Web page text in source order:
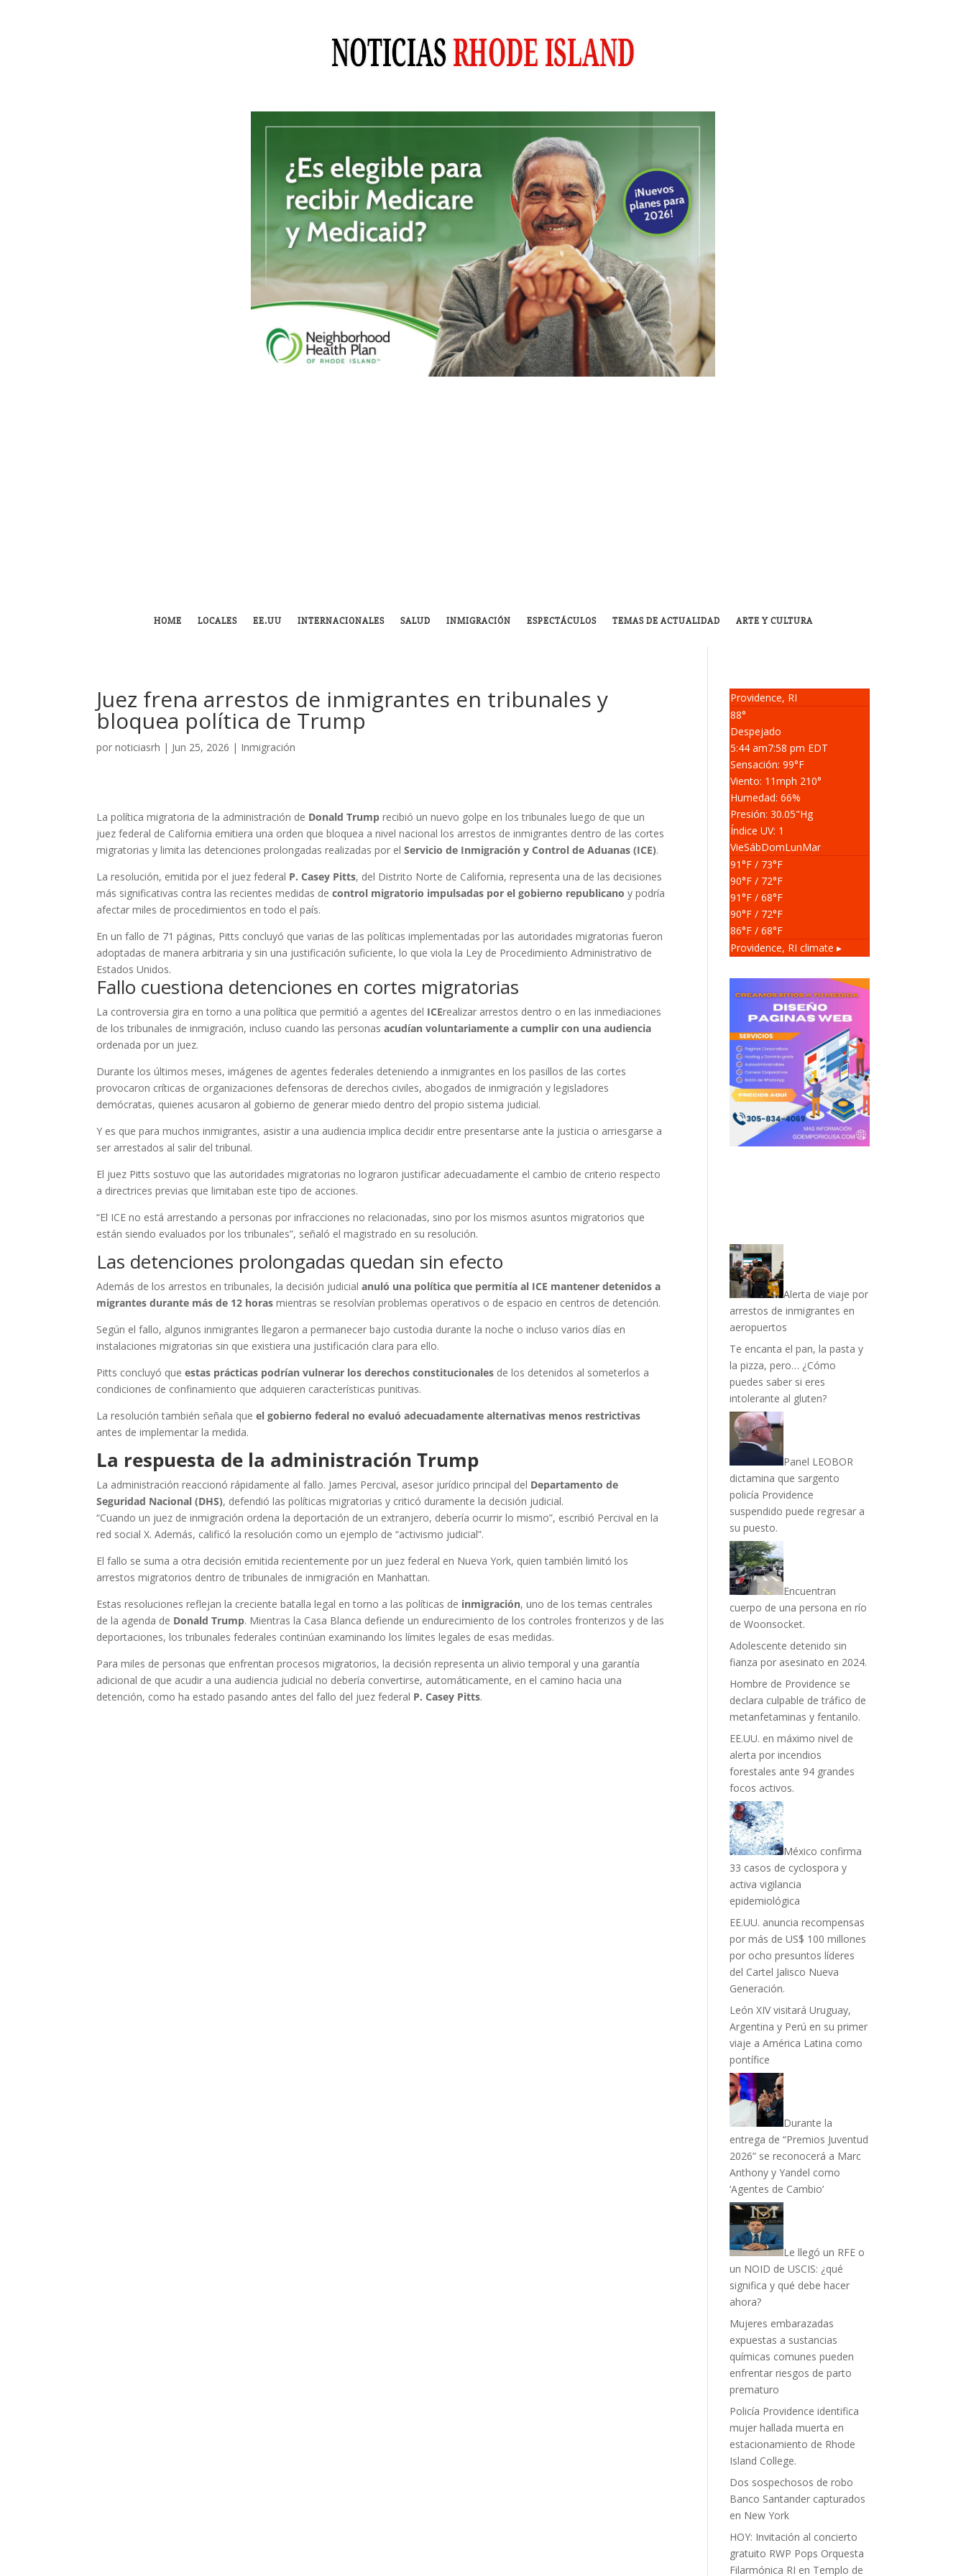
HOME LOCALES EE.UU INTERNACIONALES SALUD INMIGRACIÓN ESPECTÁCULOS TEMAS DE ACTUALIDAD ARTE Y CULTURA
Juez frena arrestos de inmigrantes en tribunales y
bloquea política de Trump
pornoticiasrh | Jun 25, 2026 | Inmigración
La política migratoria de la administración de Donald Trump recibió un nuevo golpe en los tribunales luego de que un
juez federal de California emitiera una orden que bloquea a nivel nacional los arrestos de inmigrantes dentro de las cortes
migratorias y limita las detenciones prolongadas realizadas por elServicio de Inmigración y Control de Aduanas (ICE).
La resolución, emitida por el juez federal P. Casey Pitts, del Distrito Norte de California, representa una de las decisiones
más significativas contra las recientes medidas de control migratorio impulsadas por el gobierno republicano y podría
afectar miles de procedimientos en todo el país.
En un fallo de 71 páginas, Pitts concluyó que varias de las políticas implementadas por las autoridades migratorias fueron
adoptadas de manera arbitraria y sin una justificación suficiente, lo que viola la Ley de Procedimiento Administrativo de
Estados Unidos.
Fallo cuestiona detenciones en cortes migratorias
La controversia gira en torno a una política que permitió a agentes del ICErealizar arrestos dentro o en las inmediaciones
de los tribunales de inmigración, incluso cuando las personasacudían voluntariamente a cumplir con una audiencia
ordenada por un juez.
Durante los últimos meses, imágenes de agentes federales deteniendo a inmigrantes en los pasillos de las cortes
provocaron críticas de organizaciones defensoras de derechos civiles, abogados de inmigración y legisladores
demócratas, quienes acusaron al gobierno de generar miedo dentro del propio sistema judicial.
Y es que para muchos inmigrantes, asistir a una audiencia implica decidir entre presentarse ante la justicia o arriesgarse a
ser arrestados al salir del tribunal.
El juez Pitts sostuvo que las autoridades migratorias no lograron justificar adecuadamente el cambio de criterio respecto
a directrices previas que limitaban este tipo de acciones.
“El ICE no está arrestando a personas por infracciones no relacionadas, sino por los mismos asuntos migratorios que
están siendo evaluados por los tribunales”, señaló el magistrado en su resolución.
Las detenciones prolongadas quedan sin efecto
Además de los arrestos en tribunales, la decisión judicialanuló una política que permitía al ICE mantener detenidos a
migrantes durante más de 12 horasmientras se resolvían problemas operativos o de espacio en centros de detención.
Según el fallo, algunos inmigrantes llegaron a permanecer bajo custodia durante la noche o incluso varios días en
instalaciones migratorias sin que existiera una justificación clara para ello.
Pitts concluyó queestas prácticas podrían vulnerar los derechos constitucionales de los detenidos al someterlos a
condiciones de confinamiento que adquieren características punitivas.
La resolución también señala queel gobierno federal no evaluó adecuadamente alternativas menos restrictivas
antes de implementar la medida.
La respuesta de la administración Trump
La administración reaccionó rápidamente al fallo. James Percival, asesor jurídico principal del Departamento de
Seguridad Nacional (DHS), defendió las políticas migratorias y criticó duramente la decisión judicial.
“Cuando un juez de inmigración ordena la deportación de un extranjero, debería ocurrir lo mismo”, escribió Percival en la
red social X. Además, calificó la resolución como un ejemplo de “activismo judicial”.
El fallo se suma a otra decisión emitida recientemente por un juez federal en Nueva York, quien también limitó los
arrestos migratorios dentro de tribunales de inmigración en Manhattan.
Estas resoluciones reflejan la creciente batalla legal en torno a las políticas de inmigración, uno de los temas centrales
de la agenda de Donald Trump. Mientras la Casa Blanca defiende un endurecimiento de los controles fronterizos y de las
deportaciones, los tribunales federales continúan examinando los límites legales de esas medidas.
Para miles de personas que enfrentan procesos migratorios, la decisión representa un alivio temporal y una garantía
adicional de que acudir a una audiencia judicial no debería convertirse, automáticamente, en el camino hacia una
detención, como ha estado pasando antes del fallo del juez federal P. Casey Pitts.
Providence, RI
88°
Despejado
5:44 am7:58 pm EDT
Sensación: 99°F
Viento: 11mph 210°
Humedad: 66%
Presión: 30.05"Hg
Índice UV: 1
VieSábDomLunMar
91°F / 73°F
90°F / 72°F
91°F / 68°F
90°F / 72°F
86°F / 68°F
Providence, RI climate ▸
Alerta de viaje por
arrestos de inmigrantes en
aeropuertos
Te encanta el pan, la pasta y
la pizza, pero… ¿Cómo
puedes saber si eres
intolerante al gluten?
Panel LEOBOR
dictamina que sargento
policía Providence
suspendido puede regresar a
su puesto.
Encuentran
cuerpo de una persona en río
de Woonsocket.
Adolescente detenido sin
fianza por asesinato en 2024.
Hombre de Providence se
declara culpable de tráfico de
metanfetaminas y fentanilo.
EE.UU. en máximo nivel de
alerta por incendios
forestales ante 94 grandes
focos activos.
México confirma
33 casos de cyclospora y
activa vigilancia
epidemiológica
EE.UU. anuncia recompensas
por más de US$ 100 millones
por ocho presuntos líderes
del Cartel Jalisco Nueva
Generación.
León XIV visitará Uruguay,
Argentina y Perú en su primer
viaje a América Latina como
pontífice
Durante la
entrega de “Premios Juventud
2026” se reconocerá a Marc
Anthony y Yandel como
‘Agentes de Cambio’
Le llegó un RFE o
un NOID de USCIS: ¿qué
significa y qué debe hacer
ahora?
Mujeres embarazadas
expuestas a sustancias
químicas comunes pueden
enfrentar riesgos de parto
prematuro
Policía Providence identifica
mujer hallada muerta en
estacionamiento de Rhode
Island College.
Dos sospechosos de robo
Banco Santander capturados
en New York
HOY: Invitación al concierto
gratuito RWP Pops Orquesta
Filarmónica RI en Templo de